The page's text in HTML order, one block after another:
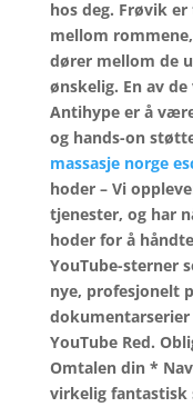
hos deg. Frøvik
mellom
dører mellom de
ønskelig. En av
Antihype er å
og hands-on
massasje norge
hoder – Vi
tjenester, og har
hoder for å
YouTube-sterner
nye, profesjonelt
dokumentarserier
YouTube Red.
Omtalen din *
virkelig fantastisk